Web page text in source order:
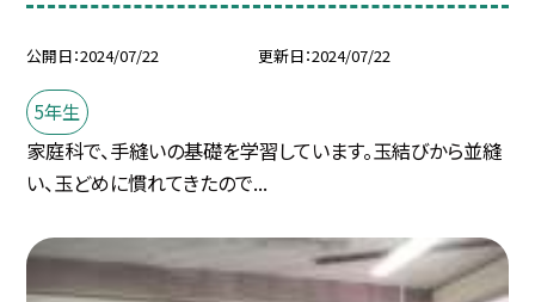
公開日 2024/07/22 更新日 2024/07/22
5年生
家庭科で、手縫いの基礎を学習しています。玉結びから並縫
い、玉どめに慣れてきたので...